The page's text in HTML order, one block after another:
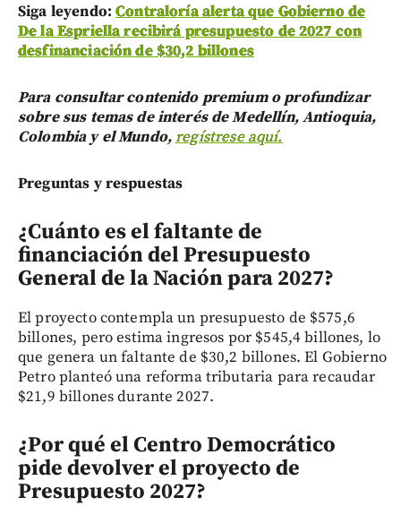
Siga leyendo:Contraloría alerta que Gobierno de
De la Espriella recibirá presupuesto de 2027 con
desfinanciación de $30,2 billones
Para consultar contenido premium o profundizar
sobre sus temas de interés de Medellín, Antioquia,
Colombia y el Mundo,regístrese aquí.
Preguntas y respuestas
¿Cuánto es el faltante de
financiación del Presupuesto
General de la Nación para 2027?
El proyecto contempla un presupuesto de $575,6
billones, pero estima ingresos por $545,4 billones, lo
que genera un faltante de $30,2 billones. El Gobierno
Petro planteó una reforma tributaria para recaudar
$21,9 billones durante 2027.
¿Por qué el Centro Democrático
pide devolver el proyecto de
Presupuesto 2027?